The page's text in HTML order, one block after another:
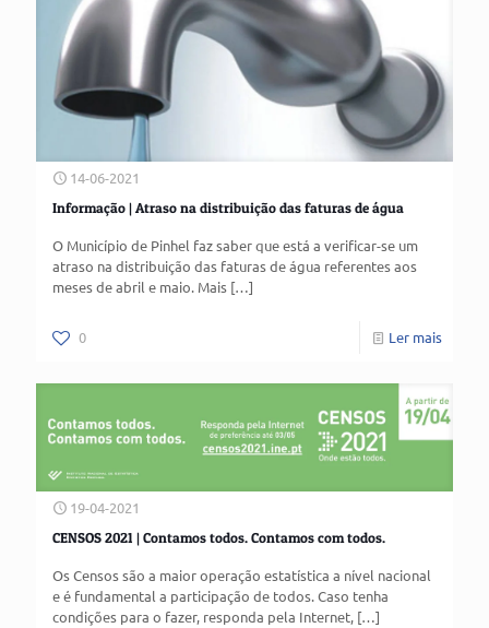
14-06-2021
Informação | Atraso na distribuição das faturas de água
O Município de Pinhel faz saber que está a verificar-se um
atraso na distribuição das faturas de água referentes aos
meses de abril e maio. Mais […]
0 Ler mais
19-04-2021
CENSOS 2021 | Contamos todos. Contamos com todos.
Os Censos são a maior operação estatística a nível nacional
e é fundamental a participação de todos. Caso tenha
condições para o fazer, responda pela Internet, […]